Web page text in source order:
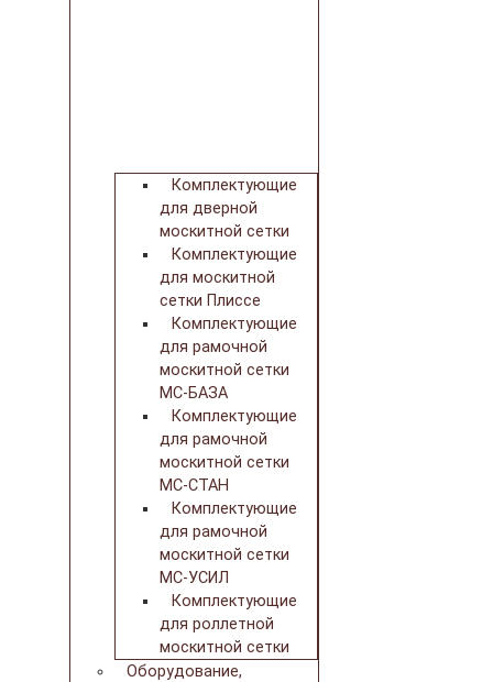
Комплектующие
для дверной
москитной сетки
Комплектующие
для москитной
сетки Плиссе
Комплектующие
для рамочной
москитной сетки
МС-БАЗА
Комплектующие
для рамочной
москитной сетки
МС-СТАН
Комплектующие
для рамочной
москитной сетки
МС-УСИЛ
Комплектующие
для роллетной
москитной сетки
Оборудование,